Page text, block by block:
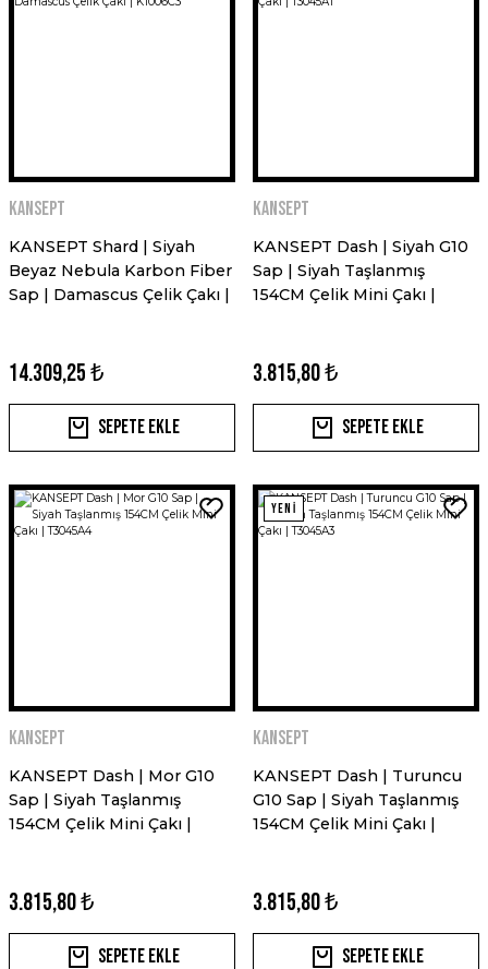
Kansept
KANSEPT Shard | Siyah
Beyaz Nebula Karbon Fiber
Sap | Damascus Çelik Çakı |
14.309,25 ₺
Sepete Ekle
Kansept
KANSEPT Dash | Siyah G10
Sap | Siyah Taşlanmış
154CM Çelik Mini Çakı |
3.815,80 ₺
Sepete Ekle
Kansept
KANSEPT Dash | Mor G10
Sap | Siyah Taşlanmış
154CM Çelik Mini Çakı |
3.815,80 ₺
Sepete Ekle
YENİ
Kansept
KANSEPT Dash | Turuncu
G10 Sap | Siyah Taşlanmış
154CM Çelik Mini Çakı |
3.815,80 ₺
Sepete Ekle